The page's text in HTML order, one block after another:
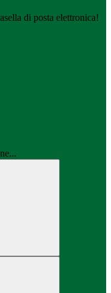
di posta elettronica!